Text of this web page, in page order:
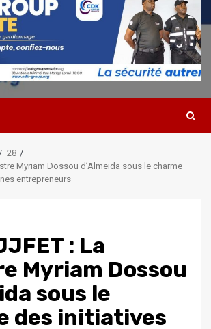
28
Myriam Dossou d’Almeida sous le charme
entrepreneurs
: La
Myriam Dossou
sous le
des initiatives